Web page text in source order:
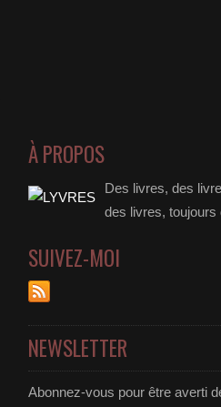
À PROPOS
Des livres, des
des livres, toujours
SUIVEZ-MOI
NEWSLETTER
Abonnez-vous pour être averti